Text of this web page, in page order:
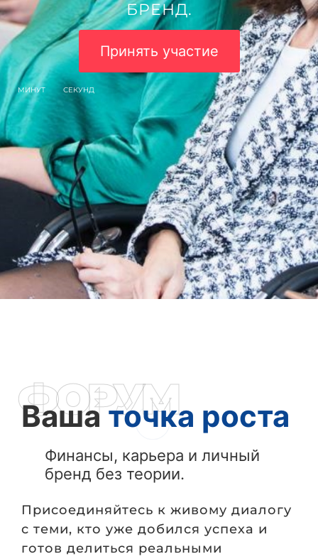
БРЕНД.
Принять участие
МИНУТ СЕКУНД
ФОРУМ
Вашаточка роста
Финансы, карьера и личный
бренд без теории.
Присоединяйтесь к живому диалогу
с теми, кто уже добился успеха и
готов делиться реальными